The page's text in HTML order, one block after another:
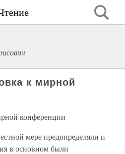
к мирной
конференции
мере предопределяли и
в основном были